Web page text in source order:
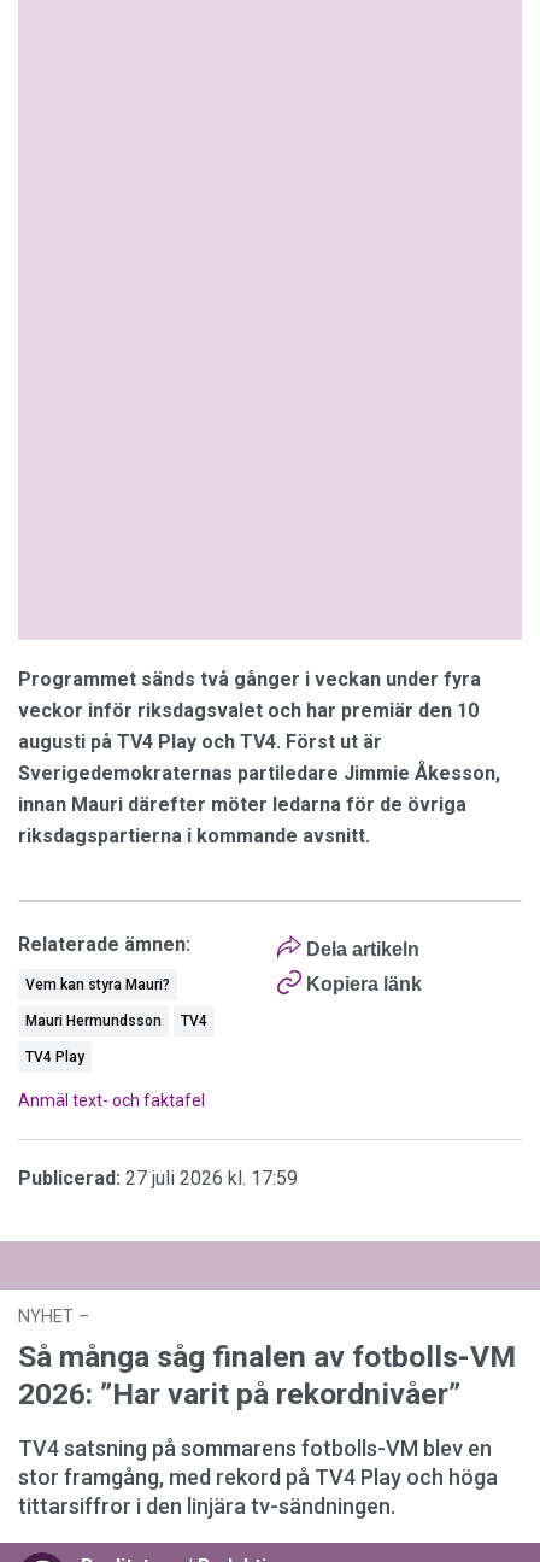
Programmet sänds två gånger i veckan under fyra
veckor inför riksdagsvalet och har premiär den 10
augusti på TV4 Play och TV4. Först ut är
Sverigedemokraternas partiledare Jimmie Åkesson,
innan Mauri därefter möter ledarna för de övriga
riksdagspartierna i kommande avsnitt.
Dela artikeln
Kopiera länk
Relaterade ämnen:
Vem kan styra Mauri?
Mauri Hermundsson TV4
TV4 Play
Anmäl text- och faktafel
Publicerad: 27 juli 2026 kl. 17:59
NYHET –
Så många såg finalen av fotbolls-VM
2026: ”Har varit på rekordnivåer”
TV4 satsning på sommarens fotbolls-VM blev en
stor framgång, med rekord på TV4 Play och höga
tittarsiffror i den linjära tv-sändningen.